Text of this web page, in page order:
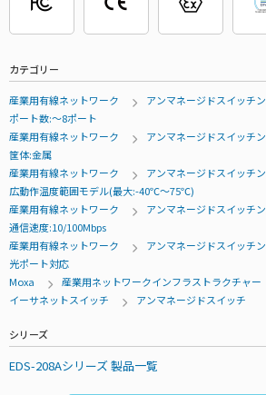
カテゴリー
産業用有線ネットワーク
アンマネージドスイッチ
ポート数:～8ポート
産業用有線ネットワーク
アンマネージドスイッチ
筐体:金属
産業用有線ネットワーク
アンマネージドスイッチ
広動作温度範囲モデル(最大:-40℃～75℃)
産業用有線ネットワーク
アンマネージドスイッチ
通信速度:10/100Mbps
産業用有線ネットワーク
アンマネージドスイッチ
光ポート対応
Moxa
産業用ネットワークインフラストラクチャー
イーサネットスイッチ
アンマネージドスイッチ
シリーズ
EDS-208Aシリーズ 製品一覧